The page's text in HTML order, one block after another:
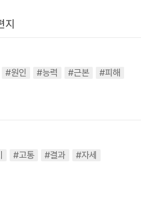
#원인 #능력 #근본
#피해
#고통 #결과
#자세